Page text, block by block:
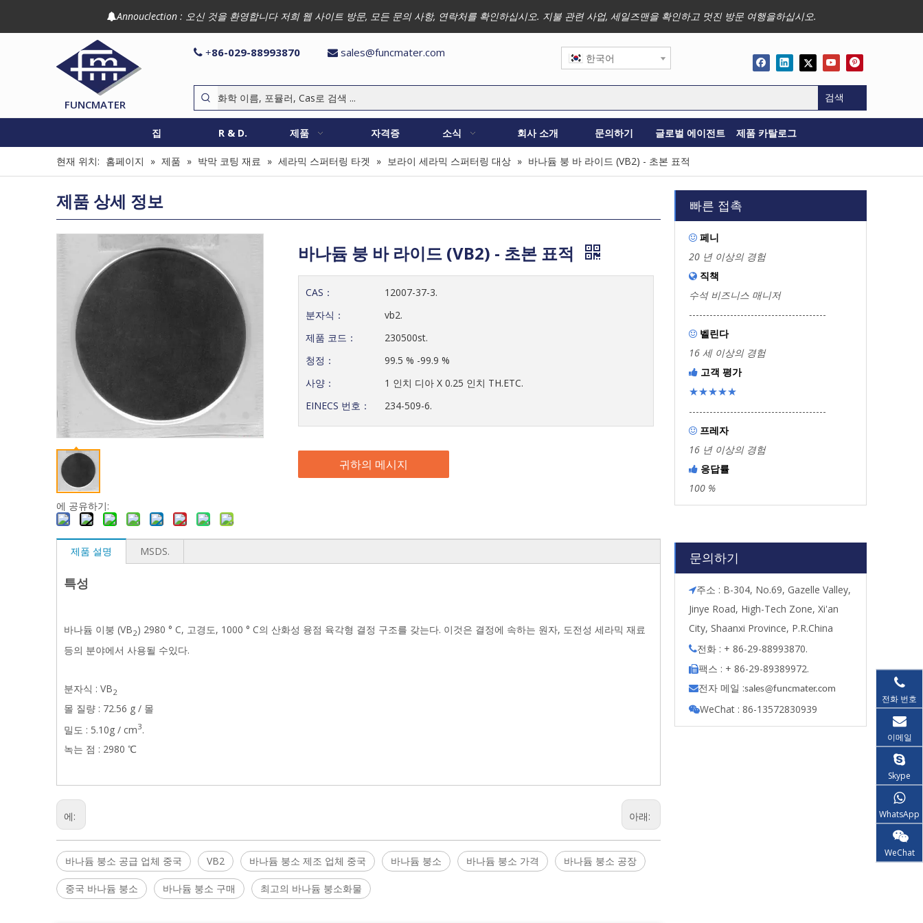
Annouclection : 오신 것을 환영합니다 저희 웹 사이트 방문, 모든 문의 사항, 연락처를 확인하십시오. 지불 관련 사업, 세일즈맨을 확인하고 멋진 방문 여행을하십시오.
FUNCMATER
 +86-029-88993870  sales@funcmater.com 한국어
검색
집 R & D. 제품 자격증 소식 회사 소개 문의하기 글로벌 에이전트 제품 카탈로그
현재 위치: 홈페이지 » 제품 » 박막 코팅 재료 » 세라믹 스퍼터링 타겟 » 보라이 세라믹 스퍼터링 대상 » 바나듐 붕 바 라이드 (VB2) - 초본 표적
제품 상세 정보
에 공유하기:
바나듐 붕 바 라이드 (VB2) - 초본 표적
CAS：
12007-37-3.
분자식：
vb2.
제품 코드：
230500st.
청정：
99.5 % -99.9 %
사양：
1 인치 디아 X 0.25 인치 TH.ETC.
EINECS 번호：
234-509-6.
귀하의 메시지
제품 설명 MSDS.
특성
바나듐 이붕 (VB2) 2980 ° C, 고경도, 1000 ° C의 산화성 융점 육각형 결정 구조를 갖는다. 이것은 결정에 속하는 원자, 도전성 세라믹 재료
등의 분야에서 사용될 수있다.
분자식 : VB2
몰 질량 : 72.56 g / 몰
밀도 : 5.10g / cm3.
녹는 점 : 2980 ℃
에: 아래:
바나듐 붕소 공급 업체 중국 VB2 바나듐 붕소 제조 업체 중국 바나듐 붕소 바나듐 붕소 가격 바나듐 붕소 공장
중국 바나듐 붕소 바나듐 붕소 구매 최고의 바나듐 붕소화물
빠른 접촉
 페니
20 년 이상의 경험
 직책
수석 비즈니스 매니저
----------------------------------------
 벨린다
16 세 이상의 경험
 고객 평가
★★★★★
----------------------------------------
 프레자
16 년 이상의 경험
 응답률
100 %
문의하기
주소 : B-304, No.69, Gazelle Valley,
Jinye Road, High-Tech Zone, Xi'an
City, Shaanxi Province, P.R.China
전화 : + 86-29-88993870.
팩스 : + 86-29-89389972.
전자 메일 :sales@funcmater.com
WeChat : 86-13572830939
전화 번호
이메일
Skype
WhatsApp
WeChat